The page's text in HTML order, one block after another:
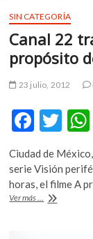
SIN CATEGORÍA
Canal 22
propósito
23 julio, 2012
F
ac
e
b
o
T
w
itt
er
Ciudad de
serie Visión
horas, el filme A
Ver más ...
Canal